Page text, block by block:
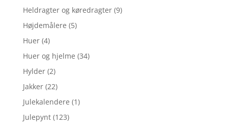
Heldragter og køredragter (9)
Højdemålere (5)
Huer (4)
Huer og hjelme (34)
Hylder (2)
Jakker (22)
Julekalendere (1)
Julepynt (123)